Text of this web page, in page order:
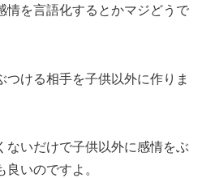
情を言語化するとかマジどうで
つける相手を子供以外に作りま
ないだけで子供以外に感情をぶ
いのですよ。